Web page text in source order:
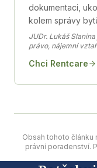
dokumentaci,
kolem správy
JUDr. Lukáš
právo, nájemní
Chci Rentcare
Obsah tohoto článku
právní poradenství.